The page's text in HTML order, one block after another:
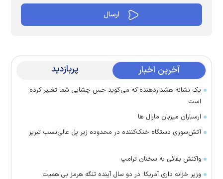
آخرین اخبار پربازدید
یک نشانه هشداردهنده که می‌گوید حس چشایی شما تغییر کرده
است
ارسباران میزبان مارال ها
آتش‌سوزی دستگاه خنک‌کننده در محدوده زیر پل عالی‌نسب تبریز
واکنش بقائی به سخنان ترامپ
وزیر خزانه داری آمریکا: در دو سال آینده تنگه هرمز بی‌اهمیت